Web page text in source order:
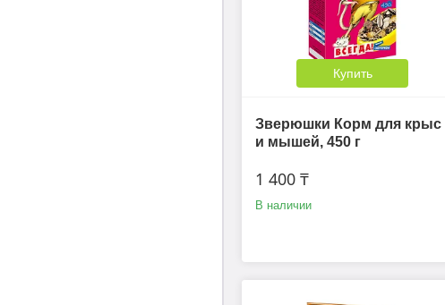
Купить
Зверюшки Корм для крыс
и мышей, 450 г
1 400 ₸
В наличии